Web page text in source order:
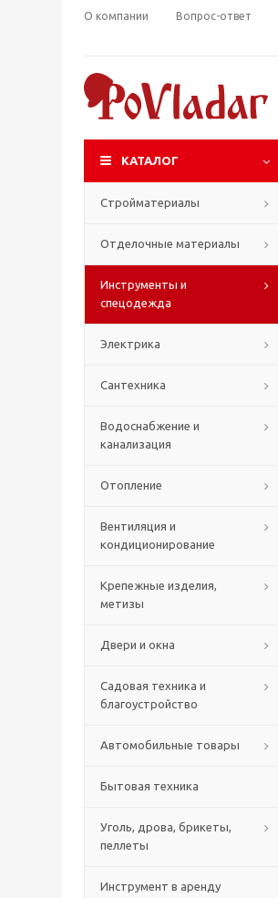
О компании Вопрос-ответ
КАТАЛОГ
Стройматериалы
Отделочные материалы
Инструменты и
спецодежда
Электрика
Сантехника
Водоснабжение и
канализация
Отопление
Вентиляция и
кондиционирование
Крепежные изделия,
метизы
Двери и окна
Садовая техника и
благоустройство
Автомобильные товары
Бытовая техника
Уголь, дрова, брикеты,
пеллеты
Инструмент в аренду